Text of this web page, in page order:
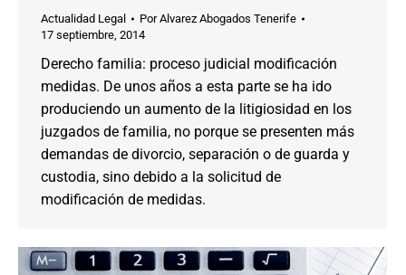
Actualidad Legal PorAlvarez Abogados Tenerife
17 septiembre, 2014
Derecho familia: proceso judicial modificación
medidas. De unos años a esta parte se ha ido
produciendo un aumento de la litigiosidad en los
juzgados de familia, no porque se presenten más
demandas de divorcio, separación o de guarda y
custodia, sino debido a la solicitud de
modificación de medidas.